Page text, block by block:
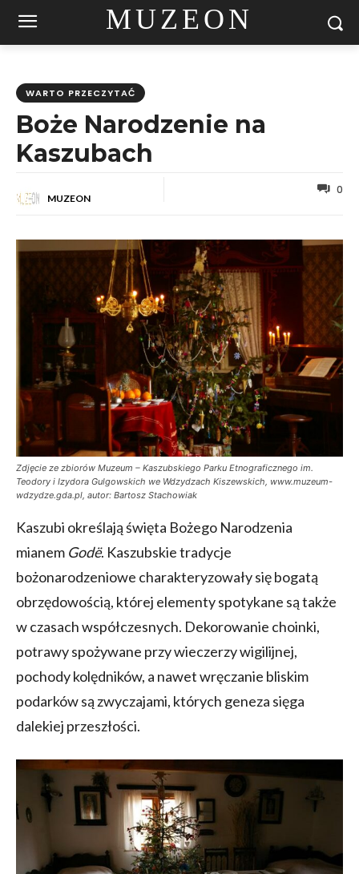
MUZEON
WARTO PRZECZYTAĆ
Boże Narodzenie na
Kaszubach
MUZEON
0
Zdjęcie ze zbiorów Muzeum – Kaszubskiego Parku Etnograficznego im.
Teodory i Izydora Gulgowskich we Wdzydzach Kiszewskich, www.muzeum-
wdzydze.gda.pl, autor: Bartosz Stachowiak
Kaszubi określają święta Bożego Narodzenia
mianem Godë. Kaszubskie tradycje
bożonarodzeniowe charakteryzowały się bogatą
obrzędowością, której elementy spotykane są także
w czasach współczesnych. Dekorowanie choinki,
potrawy spożywane przy wieczerzy wigilijnej,
pochody kolędników, a nawet wręczanie bliskim
podarków są zwyczajami, których geneza sięga
dalekiej przeszłości.